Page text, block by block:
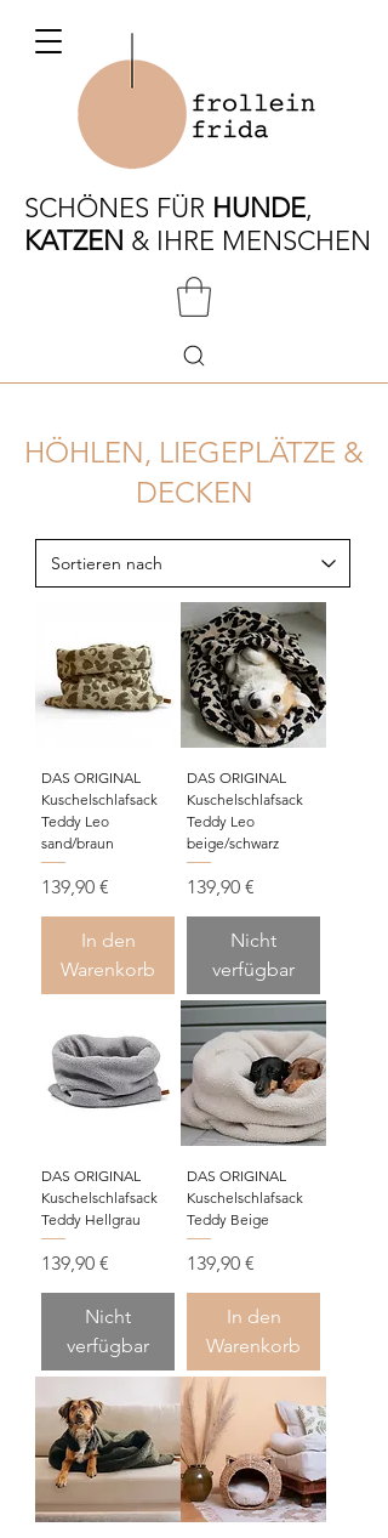
SCHÖNES FÜR HUNDE,
KATZEN & IHRE MENSCHEN
HÖHLEN, LIEGEPLÄTZE &
DECKEN
DAS ORIGINAL
Kuschelschlafsack
Teddy Leo
sand/braun
Preis
139,90 €
In den
Warenkorb
DAS ORIGINAL
Kuschelschlafsack
Teddy Leo
beige/schwarz
Preis
139,90 €
Nicht
verfügbar
DAS ORIGINAL
Kuschelschlafsack
Teddy Hellgrau
Preis
139,90 €
Nicht
verfügbar
DAS ORIGINAL
Kuschelschlafsack
Teddy Beige
Preis
139,90 €
In den
Warenkorb